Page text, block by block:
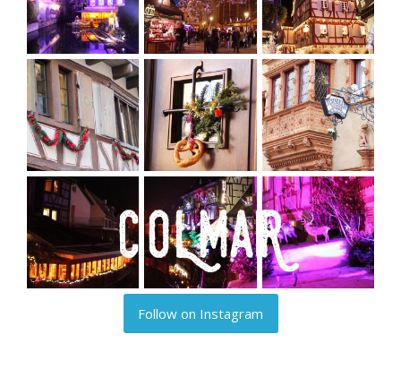
Follow on Instagram